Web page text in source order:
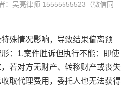
：吴亮律师 15555555523（微信同
殊情况影响，导致结果偏离预
：1.案件胜诉但执行不能：即使
若对方无财产、转移财产或丧失
取代理费用，委托人也无法获得